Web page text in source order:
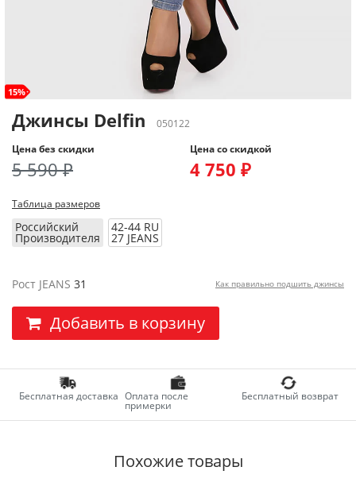
15%
Джинсы Delfin
050122
Цена без скидки
5 590 ₽
Цена со скидкой
4 750 ₽
Таблица размеров
Российский
Производителя
42-44 RU
27 JEANS
Рост JEANS 31 Как правильно подшить джинсы
Добавить в корзину
Бесплатная доставка Оплата после
примерки
Бесплатный возврат
Похожие товары